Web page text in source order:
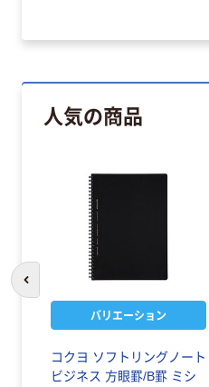
人気の商品
バリエーション
コクヨ ソフトリングノート
ビジネス 方眼罫/B罫 ミシ